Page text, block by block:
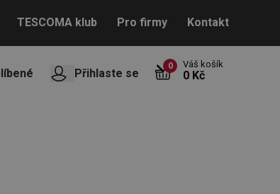
TESCOMA klub Pro firmy Kontakt
Přihlaste se
0 Váš košík
0 Kč